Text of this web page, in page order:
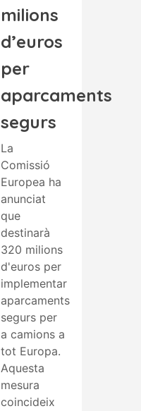
milions
d’euros
per
aparcaments
segurs
La
Comissió
Europea ha
anunciat
que
destinarà
320 milions
d'euros per
implementar
aparcaments
segurs per
a camions a
tot Europa.
Aquesta
mesura
coincideix